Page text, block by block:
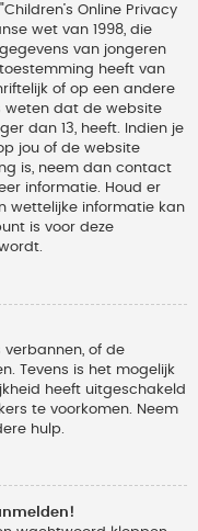
Online Privacy
wet van 1998, die
van jongeren
heeft van
of op een andere
weten dat de website
dan 13, heeft. Indien je
jou of de website
is, neem dan contact
informatie. Houd er
wettelijke informatie kan
is voor deze
of de
Tevens is het mogelijk
heeft uitgeschakeld
te voorkomen. Neem
hulp.